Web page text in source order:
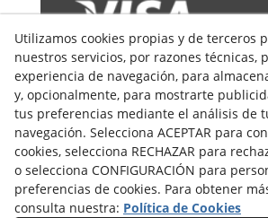
Utilizamos cookies propias y de terceros
nuestros servicios, por razones técnicas,
experiencia de navegación, para
y, opcionalmente, para mostrarte
tus preferencias mediante el análisis de
navegación. Selecciona ACEPTAR para
cookies, selecciona RECHAZAR para
o selecciona CONFIGURACIÓN para
preferencias de cookies. Para obtener
consulta nuestra: Política de Cookies